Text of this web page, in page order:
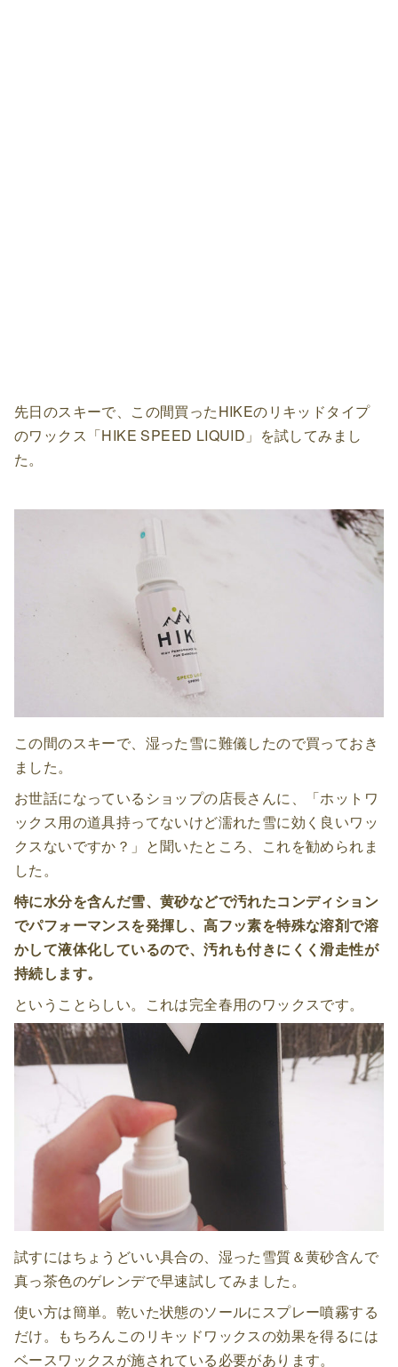
先日のスキーで、この間買ったHIKEのリキッドタイプ
のワックス「HIKE SPEED LIQUID」を試してみまし
た。
この間のスキーで、湿った雪に難儀したので買っておき
ました。
お世話になっているショップの店長さんに、「ホットワ
ックス用の道具持ってないけど濡れた雪に効く良いワッ
クスないですか？」と聞いたところ、これを勧められま
した。
特に水分を含んだ雪、黄砂などで汚れたコンディション
でパフォーマンスを発揮し、高フッ素を特殊な溶剤で溶
かして液体化しているので、汚れも付きにくく滑走性が
持続します。
ということらしい。これは完全春用のワックスです。
試すにはちょうどいい具合の、湿った雪質＆黄砂含んで
真っ茶色のゲレンデで早速試してみました。
使い方は簡単。乾いた状態のソールにスプレー噴霧する
だけ。もちろんこのリキッドワックスの効果を得るには
ベースワックスが施されている必要があります。